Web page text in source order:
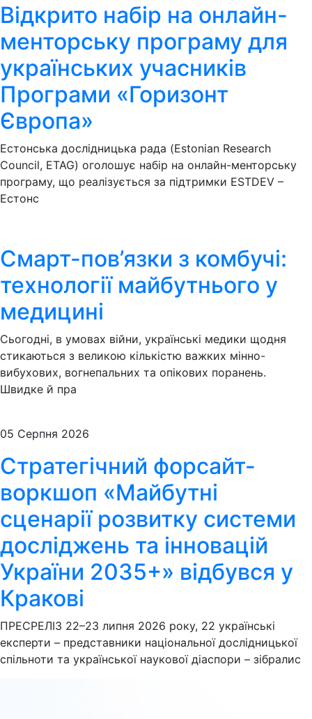
Відкрито набір на онлайн-
менторську програму для
українських учасників
Програми «Горизонт
Європа»
Естонська дослідницька рада (Estonian Research
Council, ETAG) оголошує набір на онлайн-менторську
програму, що реалізується за підтримки ESTDEV –
Естонс
Смарт-пов’язки з комбучі:
технології майбутнього у
медицині
Сьогодні, в умовах війни, українські медики щодня
стикаються з великою кількістю важких мінно-
вибухових, вогнепальних та опікових поранень.
Швидке й пра
05 Серпня 2026
Стратегічний форсайт-
воркшоп «Майбутні
сценарії розвитку системи
досліджень та інновацій
України 2035+» відбувся у
Кракові
ПРЕСРЕЛІЗ 22–23 липня 2026 року, 22 українські
експерти – представники національної дослідницької
спільноти та української наукової діаспори – зібралис